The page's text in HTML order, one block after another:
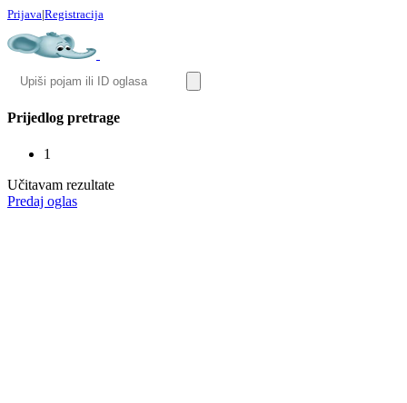
Prijava|Registracija
Prijedlog pretrage
1
Učitavam rezultate
Predaj oglas